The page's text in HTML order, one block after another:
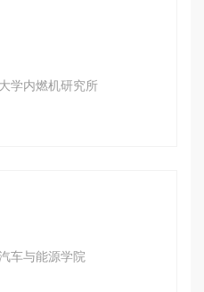
学内燃机研究所
车与能源学院